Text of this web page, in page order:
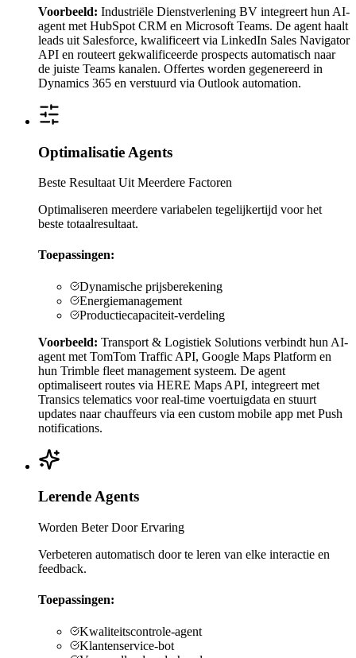
Voorbeeld: Industriële Dienstverlening BV integreert hun AI-
agent met HubSpot CRM en Microsoft Teams. De agent haalt
leads uit Salesforce, kwalificeert via LinkedIn Sales Navigator
API en routeert gekwalificeerde prospects automatisch naar
de juiste Teams kanalen. Offertes worden gegenereerd in
Dynamics 365 en verstuurd via Outlook automation.
Optimalisatie Agents
Beste Resultaat Uit Meerdere Factoren
Optimaliseren meerdere variabelen tegelijkertijd voor het
beste totaalresultaat.
Toepassingen:
Dynamische prijsberekening
Energiemanagement
Productiecapaciteit-verdeling
Voorbeeld: Transport & Logistiek Solutions verbindt hun AI-
agent met TomTom Traffic API, Google Maps Platform en
hun Trimble fleet management systeem. De agent
optimaliseert routes via HERE Maps API, integreert met
Transics telematics voor real-time voertuigdata en stuurt
updates naar chauffeurs via een custom mobile app met Push
notifications.
Lerende Agents
Worden Beter Door Ervaring
Verbeteren automatisch door te leren van elke interactie en
feedback.
Toepassingen:
Kwaliteitscontrole-agent
Klantenservice-bot